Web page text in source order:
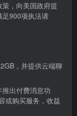
，向美国政府提
900项执法请
，并提供云端聊
出付费消息功
或购买服务，收益